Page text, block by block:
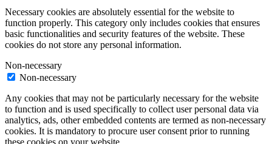
Necessary cookies are absolutely essential for the website to
function properly. This category only includes cookies that ensures
basic functionalities and security features of the website. These
cookies do not store any personal information.
Non-necessary
Non-necessary
Any cookies that may not be particularly necessary for the website
to function and is used specifically to collect user personal data via
analytics, ads, other embedded contents are termed as non-necessary
cookies. It is mandatory to procure user consent prior to running